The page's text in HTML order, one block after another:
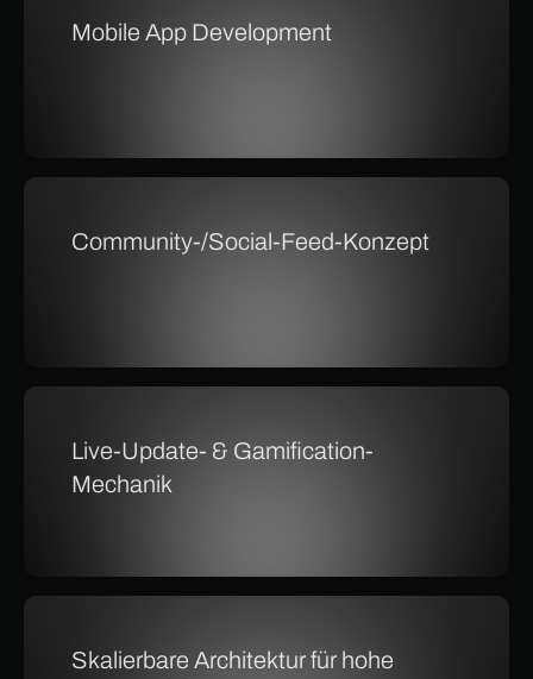
Mobile App Development
Community-/Social-Feed-Konzept
Live-Update- & Gamification-
Mechanik
Skalierbare Architektur für hohe